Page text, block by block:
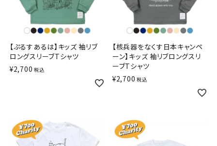
【ぷるすあるは】キッズ 袖リブ
ロングスリーブTシャツ
¥2,700 税込
【核兵器をなくす日本キャンペ
ーン】キッズ 袖リブロングスリ
ーブTシャツ
¥2,700 税込